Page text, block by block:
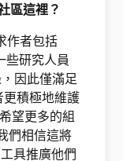
區這裡？
作者包括
些研究人員
因此僅滿足
積極地維護
望更多的組
們相信這將
具推廣他們